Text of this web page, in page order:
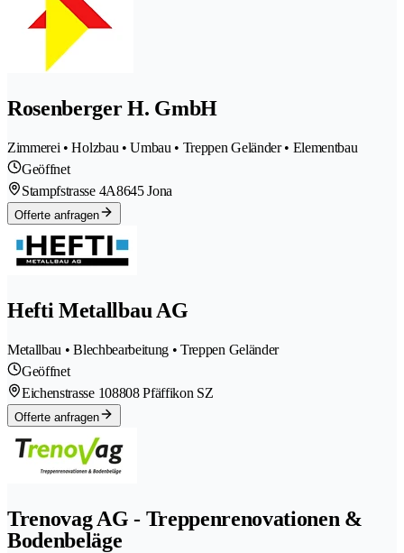
Rosenberger H. GmbH
Zimmerei • Holzbau • Umbau • Treppen Geländer • Elementbau
Geöffnet
Stampfstrasse 4A8645 Jona
Offerte anfragen
Hefti Metallbau AG
Metallbau • Blechbearbeitung • Treppen Geländer
Geöffnet
Eichenstrasse 108808 Pfäffikon SZ
Offerte anfragen
Trenovag AG - Treppenrenovationen &
Bodenbeläge